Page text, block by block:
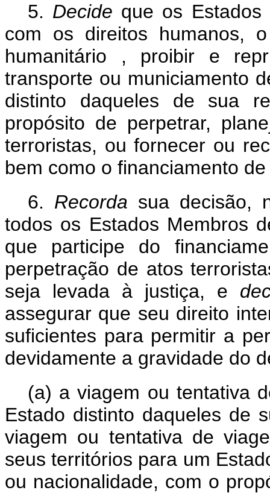
5. Decide que os
com os direitos humanos,
humanitário , proibir e
transporte ou municiamento
distinto daqueles de sua
propósito de perpetrar,
terroristas, ou fornecer ou
bem como o financiamento
6. Recorda sua decisão,
todos os Estados Membros
que participe do
perpetração de atos
seja levada à justiça, e
assegurar que seu direito
suficientes para permitir a
devidamente a gravidade do
(a) a viagem ou tentativa
Estado distinto daqueles de
viagem ou tentativa de
seus territórios para um
ou nacionalidade, com o